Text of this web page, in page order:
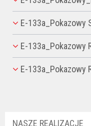
E-133a_Pokazowy
E-133a_Pokazowy
E-133a_Pokazowy
NASZE REALIZACJE